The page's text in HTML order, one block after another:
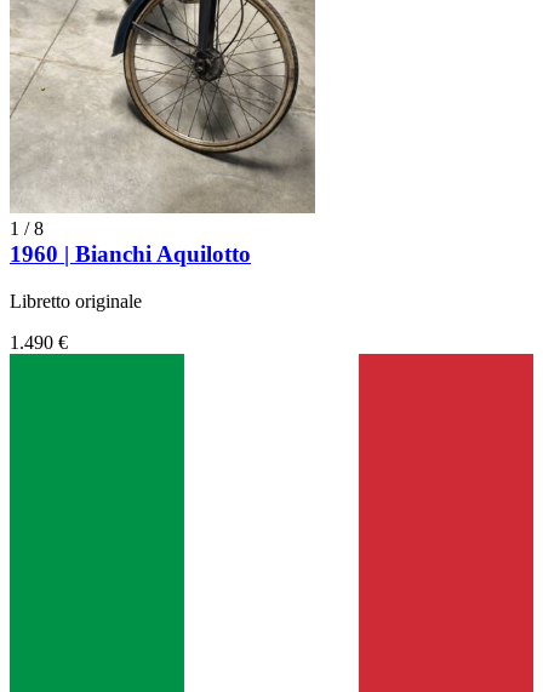
1 /8
1960 | Bianchi Aquilotto
Libretto originale
1.490 €